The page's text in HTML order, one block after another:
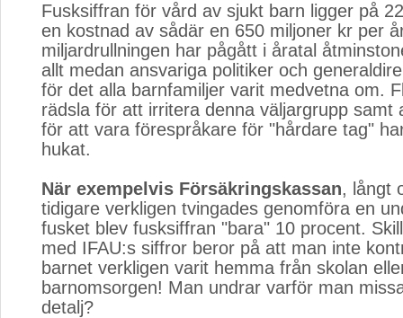
Fusksiffran för vård av sjukt barn ligger på
en kostnad av sådär en 650 miljoner kr per
miljardrullningen har pågått i åratal
allt medan ansvariga politiker och
för det alla barnfamiljer varit medvetna om.
rädsla för att irritera denna väljargrupp samt
för att vara förespråkare för "hårdare tag"
hukat.
När exempelvis Försäkringskassan, långt
tidigare verkligen tvingades genomföra en
fusket blev fusksiffran "bara" 10 procent.
med IFAU:s siffror beror på att man inte
barnet verkligen varit hemma från skolan
barnomsorgen! Man undrar varför man
detalj?